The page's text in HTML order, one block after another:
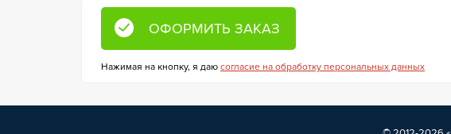
Нажимая на кнопку, я даю согласие на обработку персональных данных